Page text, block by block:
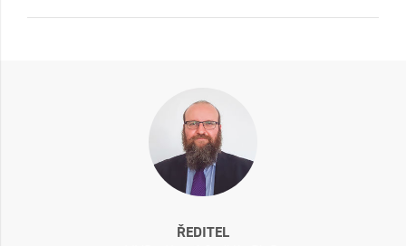
ŘEDITEL